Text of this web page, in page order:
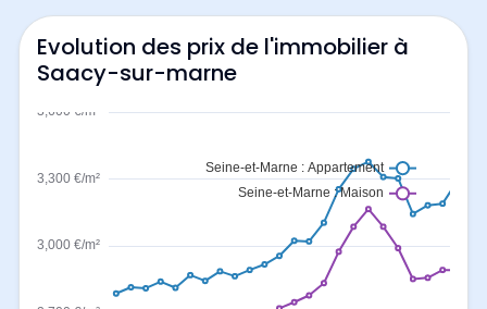
Evolution des prix de l'immobilier à
Saacy-sur-marne